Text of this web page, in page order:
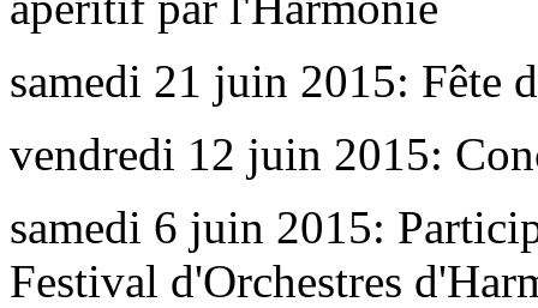
samedi 21 juin 2015: Fête
vendredi 12 juin 2015:
samedi 6 juin 2015:
Festival d'Orchestres